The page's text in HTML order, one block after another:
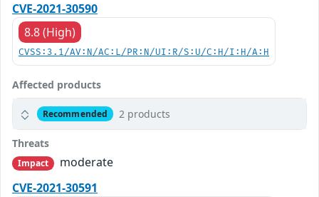
CVE-2021-30590
8.8 (High)
CVSS:3.1/AV:N/AC:L/PR:N/UI:R/S:U/C:H/I:H/A:H
Affected products
Recommended 2 products
Threats
Impact
moderate
CVE-2021-30591